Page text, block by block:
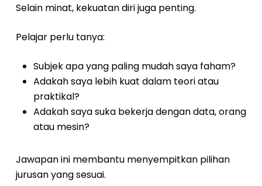
Selain minat, kekuatan diri juga penting.
Pelajar perlu tanya:
Subjek apa yang paling mudah saya faham?
Adakah saya lebih kuat dalam teori atau
praktikal?
Adakah saya suka bekerja dengan data, orang
atau mesin?
Jawapan ini membantu menyempitkan pilihan
jurusan yang sesuai.